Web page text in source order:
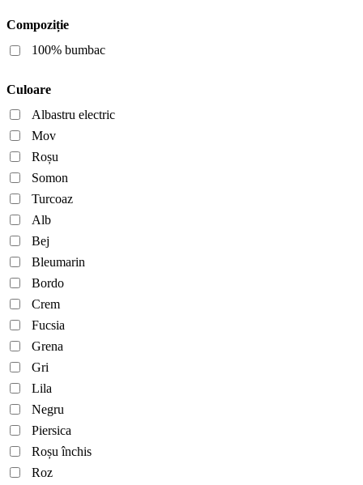
Compoziție
100% bumbac
Culoare
Albastru electric
Mov
Roșu
Somon
Turcoaz
Alb
Bej
Bleumarin
Bordo
Crem
Fucsia
Grena
Gri
Lila
Negru
Piersica
Roșu închis
Roz